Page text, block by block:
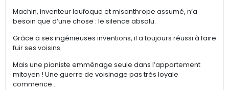
Machin, inventeur loufoque et misanthrope assumé, n’a
besoin que d’une chose : le silence absolu.
Grâce à ses ingénieuses inventions, il a toujours réussi à faire
fuir ses voisins.
Mais une pianiste emménage seule dans l’appartement
mitoyen ! Une guerre de voisinage pas très loyale
commence…